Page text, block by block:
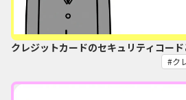
クレジットカードのセキュリティコード
ク